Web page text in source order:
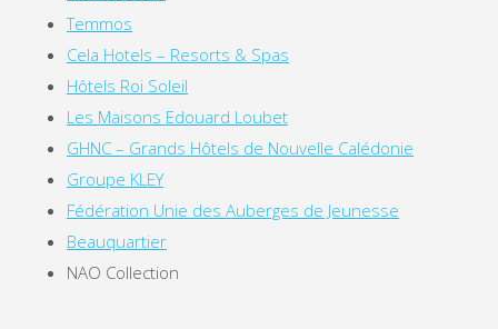
Temmos
Cela Hotels – Resorts & Spas
Hôtels Roi Soleil
Les Maisons Edouard Loubet
GHNC – Grands Hôtels de Nouvelle Calédonie
Groupe KLEY
Fédération Unie des Auberges de Jeunesse
Beauquartier
NAO Collection